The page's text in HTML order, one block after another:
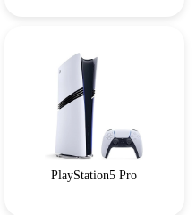
PlayStation5 Pro